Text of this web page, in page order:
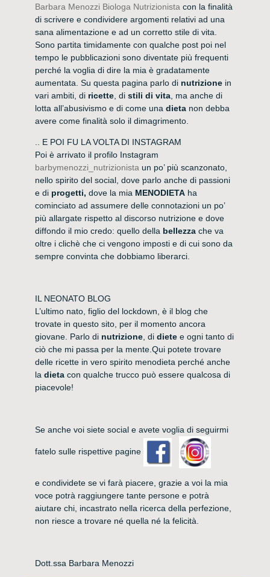
Barbara Menozzi Biologa Nutrizionista con la finalità
di scrivere e condividere argomenti relativi ad una
sana alimentazione e ad un corretto stile di vita.
Sono partita timidamente con qualche post poi nel
tempo le pubblicazioni sono diventate più frequenti
perché la voglia di dire la mia è gradatamente
aumentata. Su questa pagina parlo di nutrizione in
vari ambiti, di ricette, distili di vita, ma anche di
lotta all’abusivismo e di come unadieta non debba
avere come finalità solo il dimagrimento.
.. E POI FU LA VOLTA DI INSTAGRAM
Poi è arrivato il profilo Instagram
barbymenozzi_nutrizionista un po’ più scanzonato,
nello spirito del social, dove parlo anche di passioni
e di progetti, dove la mia MENODIETA ha
cominciato ad assumere delle connotazioni un po’
più allargate rispetto al discorso nutrizione e dove
diffondo il mio credo: quello della bellezza che va
oltre i clichè che ci vengono imposti e di cui sono da
sempre convinta che dobbiamo liberarci.
IL NEONATO BLOG
L’ultimo nato, figlio del lockdown, è il blog che
trovate in questo sito, per il momento ancora
giovane. Parlo di nutrizione, didietee ogni tanto di
ciò che mi passa per la mente.Qui potete trovare
delle ricette in vero spirito menodieta perché anche
ladieta con qualche trucco può essere qualcosa di
piacevole!
Se anche voi siete social e avete voglia di seguirmi
fatelo sulle rispettive pagine
e condividete se vi farà piacere, grazie a voi la mia
voce potrà raggiungere tante persone e potrà
aiutare chi, incastrato nella ricerca della perfezione,
non riesce a trovare né quella né la felicità.
Dott.ssa Barbara Menozzi